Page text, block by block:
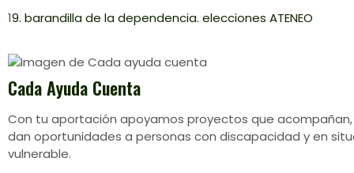
19. barandilla de la dependencia. elecciones ATENEO
Cada Ayuda Cuenta
Con tu aportación apoyamos proyectos que
dan oportunidades a personas con discapacidad y en
vulnerable.